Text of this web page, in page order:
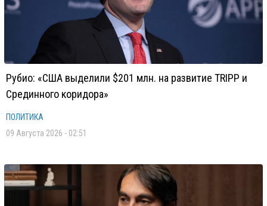
Рубио: «США выделили $201 млн. на развитие TRIPP и
Срединного коридора»
ПОЛИТИКА
09 Августа 2026 - 02:51